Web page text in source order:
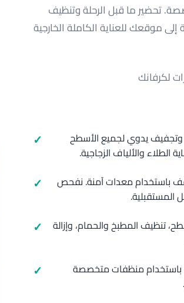
تحضير ما قبل الرحلة وتنظيف
موقعك للعناية الكاملة الخارجية
لكرفانك
وتجفيف يدوي لجميع الأسطح
الطلاء والألياف الزجاجية.
باستخدام معدات آمنة. نفحص
المستقبلية.
المطبخ والحمام، وإزالة
منظفات متخصصة